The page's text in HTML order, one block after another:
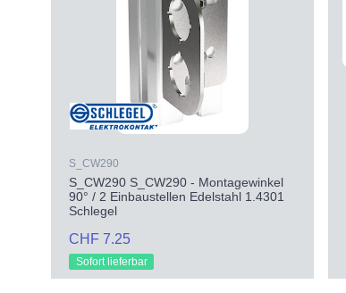
S_CW290
S_CW290 S_CW290 - Montagewinkel
90° / 2 Einbaustellen Edelstahl 1.4301
Schlegel
CHF 7.25
Sofort lieferbar